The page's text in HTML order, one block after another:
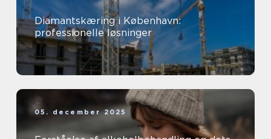
Diamantskæring i København:
professionelle løsninger
05. december 2025